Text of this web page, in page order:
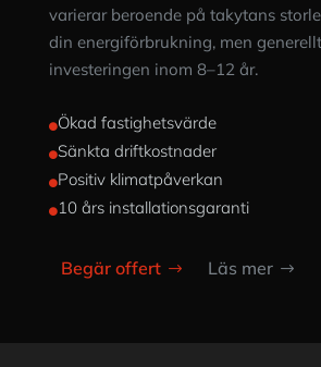
varierar beroende på takytans
din energiförbrukning, men
investeringen inom 8–12 år.
Ökad fastighetsvärde
Sänkta driftkostnader
Positiv klimatpåverkan
10 års installationsgaranti
Begär offert Läs mer